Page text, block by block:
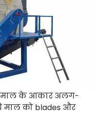
माल के आकार अलग-
को blades और